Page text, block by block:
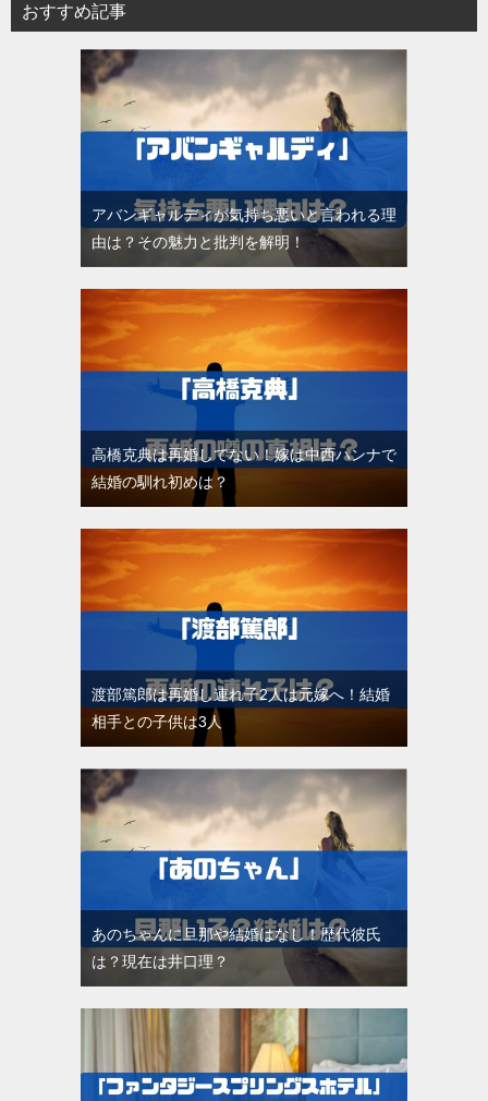
おすすめ記事
アバンギャルディが気持ち悪いと言われる理
由は？その魅力と批判を解明！
高橋克典は再婚してない！嫁は中西ハンナで
結婚の馴れ初めは？
渡部篤郎は再婚し連れ子2人は元嫁へ！結婚
相手との子供は3人
あのちゃんに旦那や結婚はなし！歴代彼氏
は？現在は井口理？